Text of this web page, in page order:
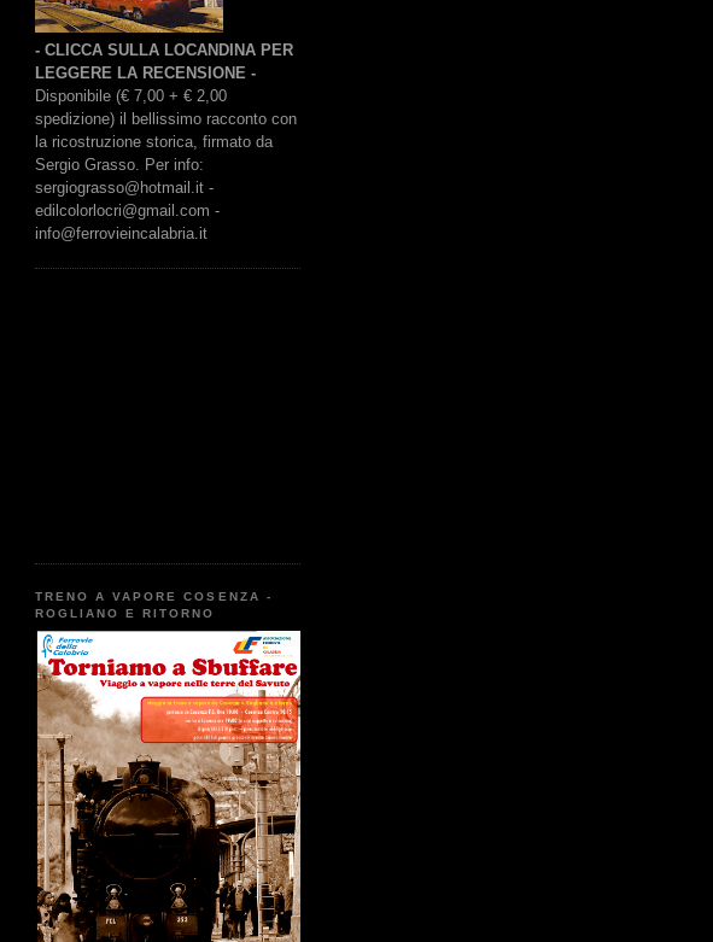
- CLICCA SULLA LOCANDINA PER
LEGGERE LA RECENSIONE -
Disponibile (€ 7,00 + € 2,00
spedizione) il bellissimo racconto con
la ricostruzione storica, firmato da
Sergio Grasso. Per info:
sergiograsso@hotmail.it -
edilcolorlocri@gmail.com -
info@ferrovieincalabria.it
TRENO A VAPORE COSENZA -
ROGLIANO E RITORNO